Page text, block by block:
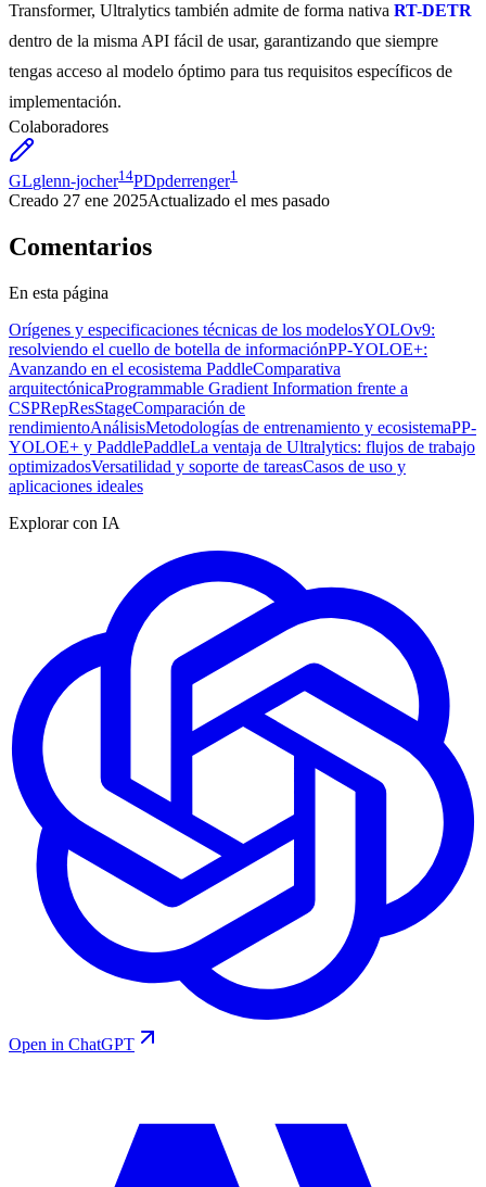
Transformer, Ultralytics también admite de forma nativa RT-DETR
dentro de la misma API fácil de usar, garantizando que siempre
tengas acceso al modelo óptimo para tus requisitos específicos de
implementación.
Colaboradores
GLglenn-jocher14PDpderrenger1
Creado 27 ene 2025Actualizado el mes pasado
Comentarios
En esta página
Orígenes y especificaciones técnicas de los modelosYOLOv9:
resolviendo el cuello de botella de informaciónPP-YOLOE+:
Avanzando en el ecosistema PaddleComparativa
arquitectónicaProgrammable Gradient Information frente a
CSPRepResStageComparación de
rendimientoAnálisisMetodologías de entrenamiento y ecosistemaPP-
YOLOE+ y PaddlePaddleLa ventaja de Ultralytics: flujos de trabajo
optimizadosVersatilidad y soporte de tareasCasos de uso y
aplicaciones ideales
Explorar con IA
Open in ChatGPT